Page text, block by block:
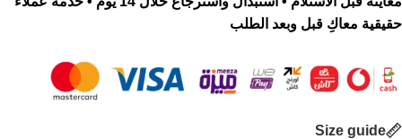
حقيقية معاكِ قبل وبعد الطلب
Size guide